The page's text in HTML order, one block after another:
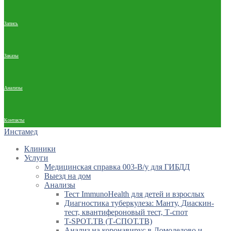
Запись
Заказы
Анализы
Контакты
Инстамед
Клиники
Услуги
Медицинская справка 003-В/у для ГИБДД
Выезд на дом
Анализы
Тест ImmunoHealth для детей и взрослых
Диагностика туберкулеза: Манту, Диаскин-
тест, квантифероновый тест, Т-спот
T-SPOT.TB (Т-СПОТ.ТВ)